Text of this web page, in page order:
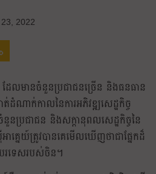
23, 2022
លមានចំនួនប្រជាជនច្រើន និងធនធាន
ដំណាក់កាលនៃការអភិវឌ្ឍសេដ្ឋកិច្ច
រជាជន និងសក្ដានុពលសេដ្ឋកិច្ចនៃ
នេយ៍ត្រូវបានគេមើលឃើញថាជាផ្នែកដ៏
ទេសរបស់ចិន។